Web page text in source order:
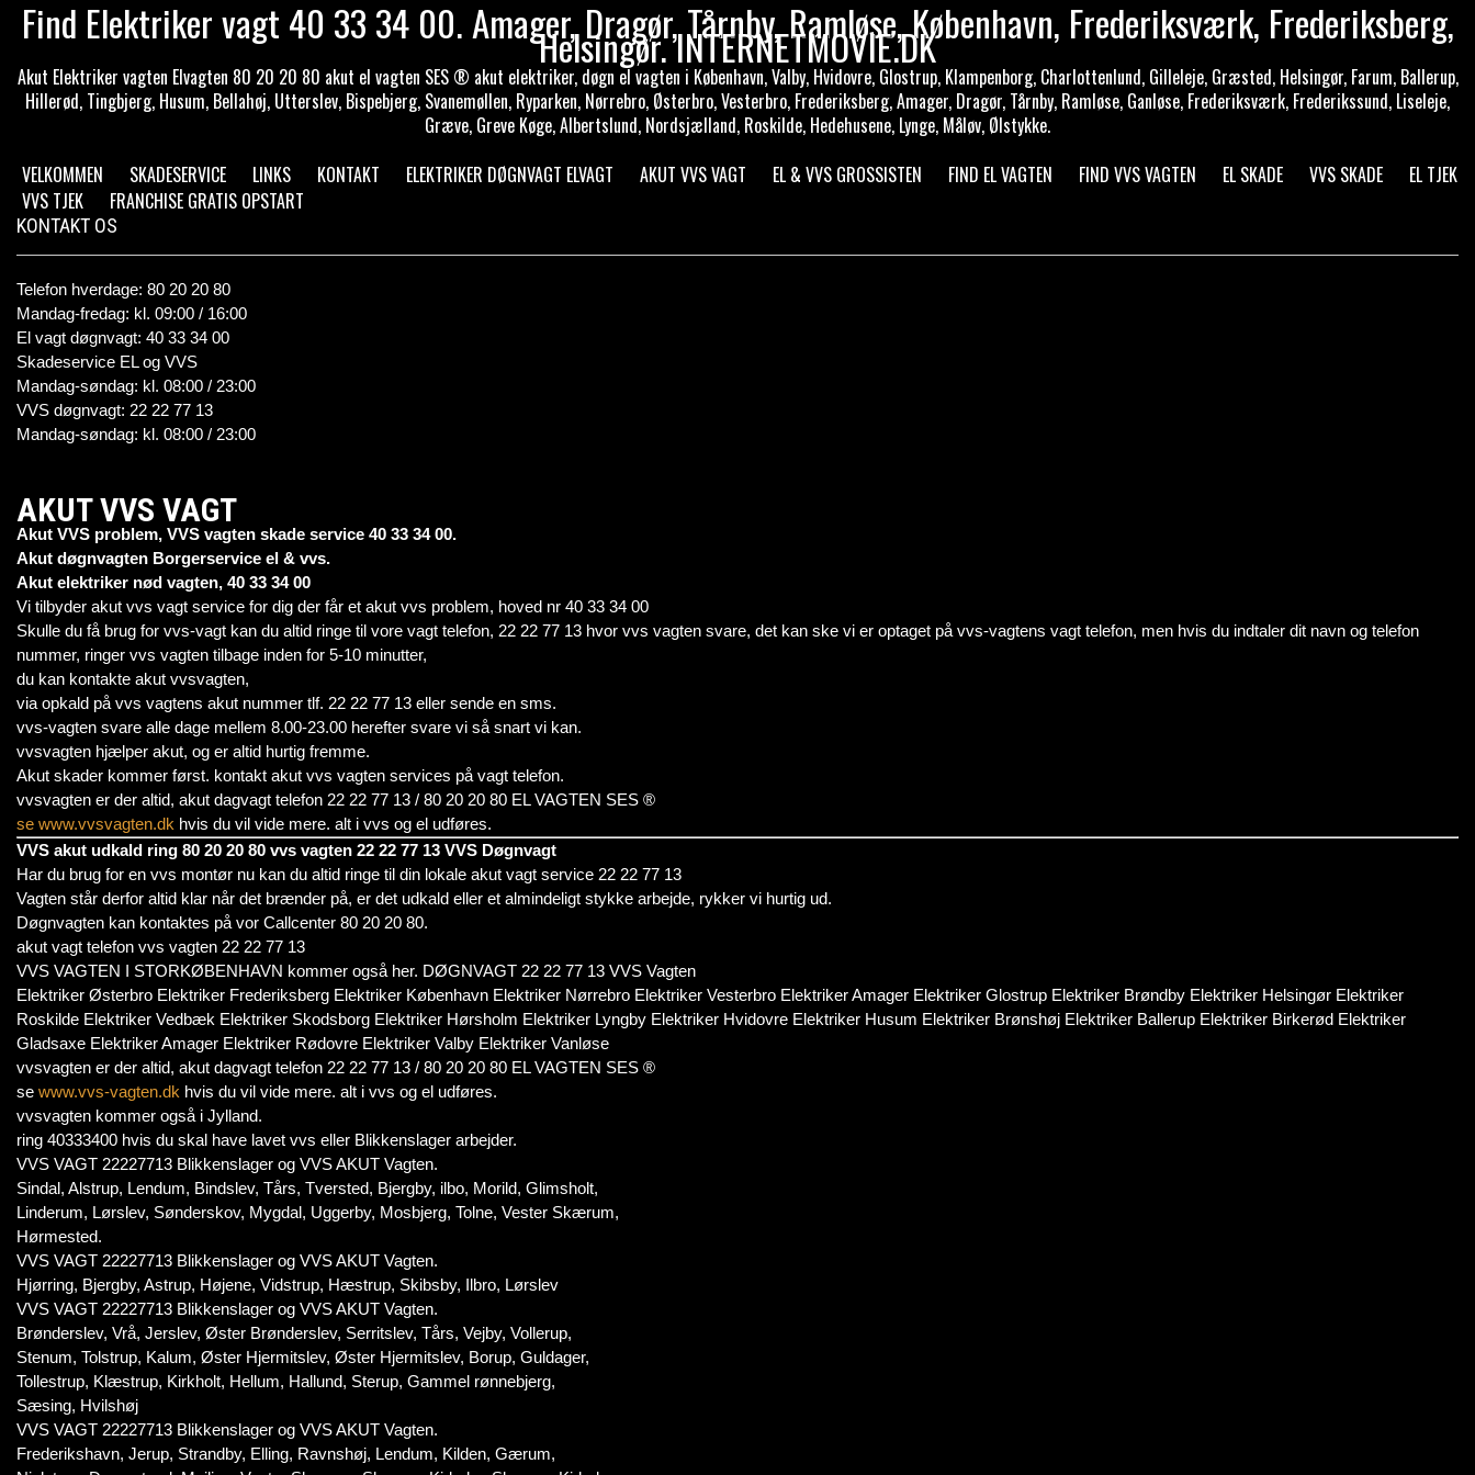
Find Elektriker vagt 40 33 34 00. Amager, Dragør, Tårnby, Ramløse, København, Frederiksværk, Frederiksberg,
Helsingør. INTERNETMOVIE.DK
Akut Elektriker vagten Elvagten 80 20 20 80 akut el vagten SES ® akut elektriker, døgn el vagten i København, Valby, Hvidovre, Glostrup, Klampenborg, Charlottenlund, Gilleleje, Græsted, Helsingør, Farum, Ballerup,
Hillerød, Tingbjerg, Husum, Bellahøj, Utterslev, Bispebjerg, Svanemøllen, Ryparken, Nørrebro, Østerbro, Vesterbro, Frederiksberg, Amager, Dragør, Tårnby, Ramløse, Ganløse, Frederiksværk, Frederikssund, Liseleje,
Græve, Greve Køge, Albertslund, Nordsjælland, Roskilde, Hedehusene, Lynge, Måløv, Ølstykke.
VELKOMMEN
SKADESERVICE LINKS KONTAKT ELEKTRIKER DØGNVAGT ELVAGT AKUT VVS VAGT EL & VVS GROSSISTEN FIND EL VAGTEN FIND VVS VAGTEN EL SKADE VVS SKADE
EL TJEK
VVS TJEK
FRANCHISE GRATIS OPSTART
KONTAKT OS
Telefon hverdage: 80 20 20 80
Mandag-fredag: kl. 09:00 / 16:00
El vagt døgnvagt: 40 33 34 00
Skadeservice EL og VVS
Mandag-søndag: kl. 08:00 / 23:00
VVS døgnvagt: 22 22 77 13
Mandag-søndag: kl. 08:00 / 23:00
AKUT VVS VAGT
Akut VVS problem, VVS vagten skade service 40 33 34 00.
Akut døgnvagten Borgerservice el & vvs.
Akut elektriker nød vagten, 40 33 34 00
Vi tilbyder akut vvs vagt service for dig der får et akut vvs problem, hoved nr 40 33 34 00
Skulle du få brug for vvs-vagt kan du altid ringe til vore vagt telefon, 22 22 77 13 hvor vvs vagten svare, det kan ske vi er optaget på vvs-vagtens vagt telefon, men hvis du indtaler dit navn og telefon
nummer, ringer vvs vagten tilbage inden for 5-10 minutter,
du kan kontakte akut vvsvagten,
via opkald på vvs vagtens akut nummer tlf. 22 22 77 13 eller sende en sms.
vvs-vagten svare alle dage mellem 8.00-23.00 herefter svare vi så snart vi kan.
vvsvagten hjælper akut, og er altid hurtig fremme.
Akut skader kommer først. kontakt akut vvs vagten services på vagt telefon.
vvsvagten er der altid, akut dagvagt telefon 22 22 77 13 / 80 20 20 80 EL VAGTEN SES ®
se www.vvsvagten.dk hvis du vil vide mere. alt i vvs og el udføres.
VVS akut udkald ring 80 20 20 80 vvs vagten 22 22 77 13 VVS Døgnvagt
Har du brug for en vvs montør nu kan du altid ringe til din lokale akut vagt service 22 22 77 13
Vagten står derfor altid klar når det brænder på, er det udkald eller et almindeligt stykke arbejde, rykker vi hurtig ud.
Døgnvagten kan kontaktes på vor Callcenter 80 20 20 80.
akut vagt telefon vvs vagten 22 22 77 13
VVS VAGTEN I STORKØBENHAVN kommer også her. DØGNVAGT 22 22 77 13 VVS Vagten
Elektriker Østerbro Elektriker Frederiksberg Elektriker København Elektriker Nørrebro Elektriker Vesterbro Elektriker Amager Elektriker Glostrup Elektriker Brøndby Elektriker Helsingør Elektriker
Roskilde Elektriker Vedbæk Elektriker Skodsborg Elektriker Hørsholm Elektriker Lyngby Elektriker Hvidovre Elektriker Husum Elektriker Brønshøj Elektriker Ballerup Elektriker Birkerød Elektriker
Gladsaxe Elektriker Amager Elektriker Rødovre Elektriker Valby Elektriker Vanløse
vvsvagten er der altid, akut dagvagt telefon 22 22 77 13 / 80 20 20 80 EL VAGTEN SES ®
se www.vvs-vagten.dk hvis du vil vide mere. alt i vvs og el udføres.
vvsvagten kommer også i Jylland.
ring 40333400 hvis du skal have lavet vvs eller Blikkenslager arbejder.
VVS VAGT 22227713 Blikkenslager og VVS AKUT Vagten.
Sindal, Alstrup, Lendum, Bindslev, Tårs, Tversted, Bjergby, ilbo, Morild, Glimsholt,
Linderum, Lørslev, Sønderskov, Mygdal, Uggerby, Mosbjerg, Tolne, Vester Skærum,
Hørmested.
VVS VAGT 22227713 Blikkenslager og VVS AKUT Vagten.
Hjørring, Bjergby, Astrup, Højene, Vidstrup, Hæstrup, Skibsby, Ilbro, Lørslev
VVS VAGT 22227713 Blikkenslager og VVS AKUT Vagten.
Brønderslev, Vrå, Jerslev, Øster Brønderslev, Serritslev, Tårs, Vejby, Vollerup,
Stenum, Tolstrup, Kalum, Øster Hjermitslev, Øster Hjermitslev, Borup, Guldager,
Tollestrup, Klæstrup, Kirkholt, Hellum, Hallund, Sterup, Gammel rønnebjerg,
Sæsing, Hvilshøj
VVS VAGT 22227713 Blikkenslager og VVS AKUT Vagten.
Frederikshavn, Jerup, Strandby, Elling, Ravnshøj, Lendum, Kilden, Gærum,